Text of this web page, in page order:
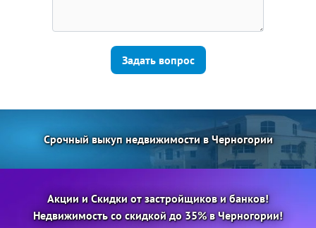
Задать вопрос
Срочный выкуп недвижимости в Черногории
Акции и Скидки от застройщиков и банков!
Недвижимость со скидкой до 35% в Черногории!